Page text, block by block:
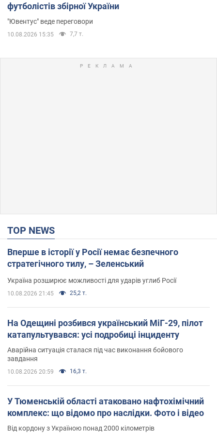
футболістів збірної України
"Ювентус" веде переговори
10.08.2026 15:35 7,7 т.
TOP NEWS
Вперше в історії у Росії немає безпечного
стратегічного тилу, – Зеленський
Україна розширює можливості для ударів углиб Росії
10.08.2026 21:45 25,2 т.
На Одещині розбився український МіГ-29, пілот
катапультувався: усі подробиці інциденту
Аварійна ситуація сталася під час виконання бойового
завдання
10.08.2026 20:59 16,3 т.
У Тюменській області атаковано нафтохімічний
комплекс: що відомо про наслідки. Фото і відео
Від кордону з Україною понад 2000 кілометрів